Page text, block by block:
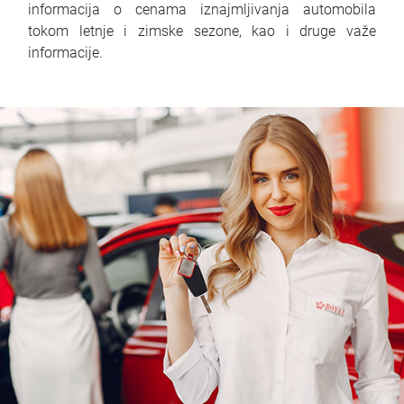
informacija o cenama iznajmljivanja automobila
tokom letnje i zimske sezone, kao i druge važe
informacije.